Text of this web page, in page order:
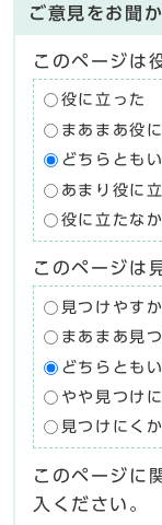
ご意見をお聞
このページは
役に立った
まあまあ役
どちらとも
あまり役に
役に立たな
このページは
見つけやす
まあまあ見
どちらとも
やや見つけ
見つけにく
このページに
入ください。